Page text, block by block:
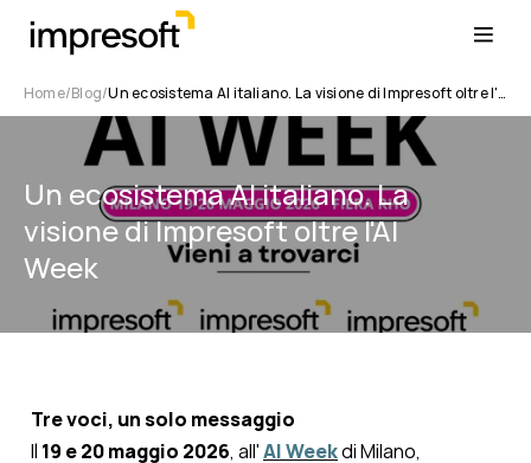
Home Blog Un ecosistema AI italiano. La visione di Impresoft oltre l'AI Week
Un ecosistema AI italiano. La
visione di Impresoft oltre l'AI
Week
Tre voci, un solo messaggio
Il 19 e 20 maggio 2026, all'AI Weekdi Milano,